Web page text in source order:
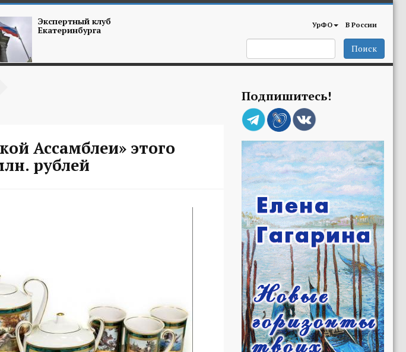
Экспертный клуб
Екатеринбурга УрФО В России
Поиск
Ассамблеи» этого
рублей
Подпишитесь!